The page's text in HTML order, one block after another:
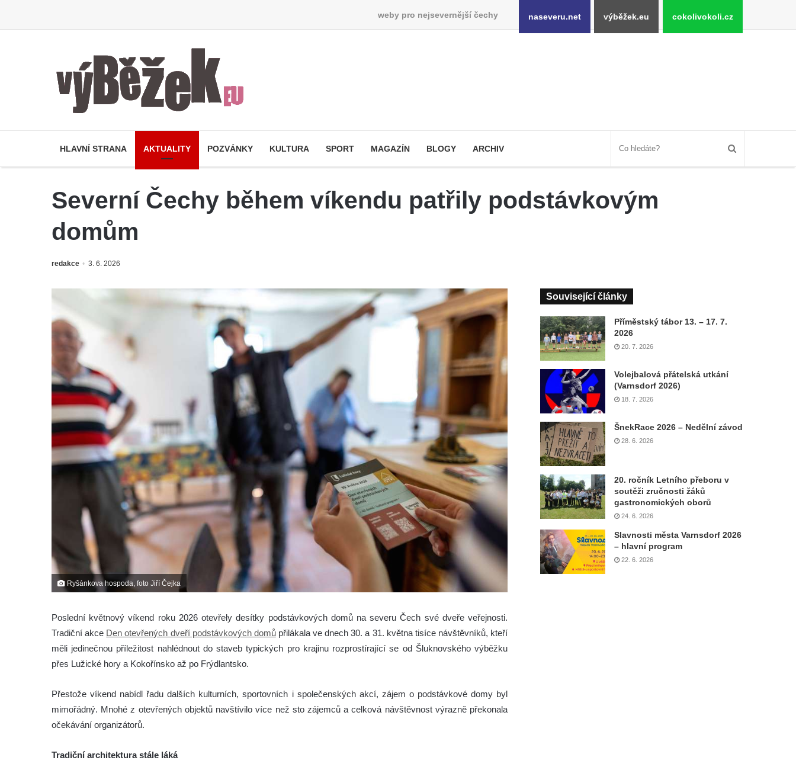
weby pro nejsevernější čechy naseveru.net výběžek.eu cokolivokoli.cz
HLAVNÍ STRANA AKTUALITY POZVÁNKY KULTURA SPORT MAGAZÍN BLOGY ARCHIV
Severní Čechy během víkendu patřily podstávkovým
domům
redakce 3. 6. 2026
Ryšánkova hospoda, foto Jiří Čejka
Poslední květnový víkend roku 2026 otevřely desítky podstávkových domů na severu Čech své dveře veřejnosti.
Tradiční akce Den otevřených dveří podstávkových domůpřilákala ve dnech 30. a 31. května tisíce návštěvníků, kteří
měli jedinečnou příležitost nahlédnout do staveb typických pro krajinu rozprostírající se od Šluknovského výběžku
přes Lužické hory a Kokořínsko až po Frýdlantsko.
Přestože víkend nabídl řadu dalších kulturních, sportovních i společenských akcí, zájem o podstávkové domy byl
mimořádný. Mnohé z otevřených objektů navštívilo více než sto zájemců a celková návštěvnost výrazně překonala
očekávání organizátorů.
Tradiční architektura stále láká
Související články
Příměstský tábor 13. – 17. 7.
2026
20. 7. 2026
Volejbalová přátelská utkání
(Varnsdorf 2026)
18. 7. 2026
ŠnekRace 2026 – Nedělní závod
28. 6. 2026
20. ročník Letního přeboru v
soutěži zručnosti žáků
gastronomických oborů
24. 6. 2026
Slavnosti města Varnsdorf 2026
– hlavní program
22. 6. 2026